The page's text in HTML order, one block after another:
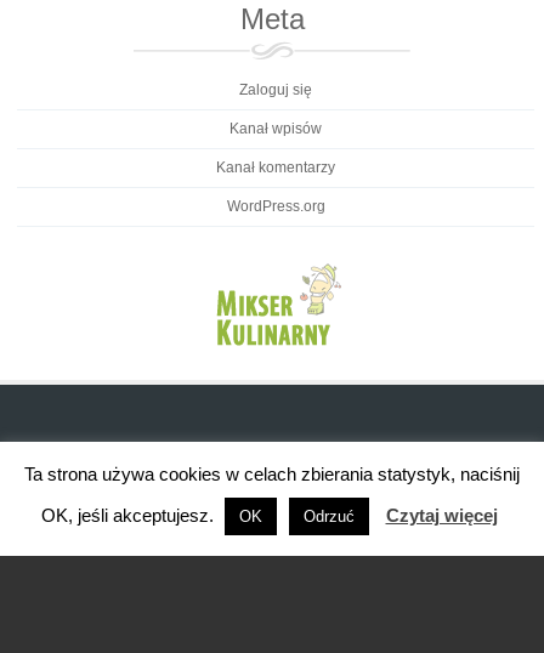
Meta
Zaloguj się
Kanał wpisów
Kanał komentarzy
WordPress.org
Ta strona używa cookies w celach zbierania statystyk, naciśnij
OK, jeśli akceptujesz.
OK Odrzuć Czytaj więcej